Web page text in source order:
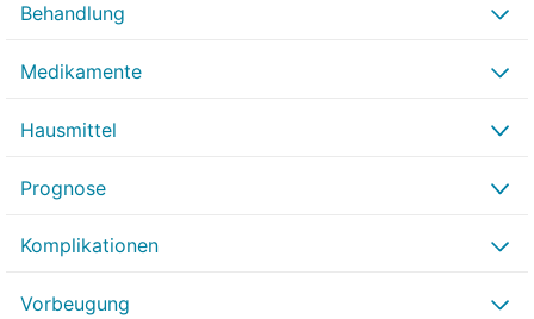
Behandlung
Medikamente
Hausmittel
Prognose
Komplikationen
Vorbeugung